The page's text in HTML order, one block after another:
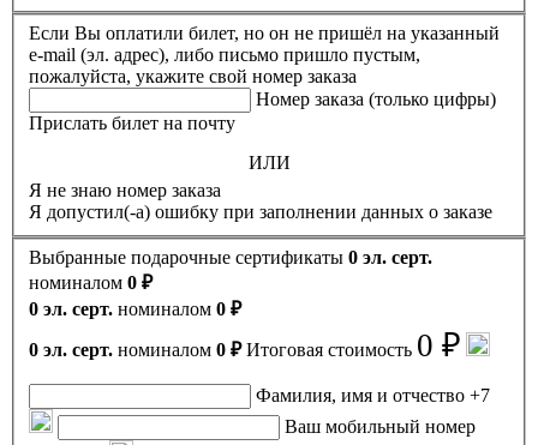
Если Вы оплатили билет, но он не пришёл на указанный
e-mail (эл. адрес), либо письмо пришло пустым,
пожалуйста, укажите свой номер заказа
Номер заказа (только цифры)
Прислать билет на почту
ИЛИ
Я не знаю номер заказа
Я допустил(-а) ошибку при заполнении данных о заказе
Выбранные подарочные сертификаты 0 эл. серт.
номиналом 0 ₽
0 эл. серт. номиналом 0 ₽
0 эл. серт. номиналом 0 ₽ Итоговая стоимость 0 ₽
Фамилия, имя и отчество +7
Ваш мобильный номер